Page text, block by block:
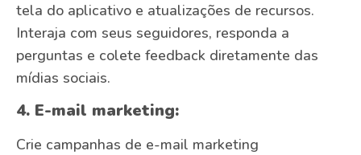
tela do aplicativo e atualizações de recursos.
Interaja com seus seguidores, responda a
perguntas e colete feedback diretamente das
mídias sociais.
4. E-mail marketing:
Crie campanhas de e-mail marketing